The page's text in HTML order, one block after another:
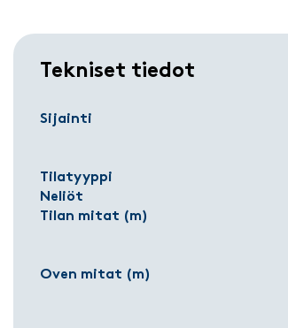
Tekniset tiedot
Sijainti
Tilatyyppi
Neliöt
Tilan mitat (m)
Oven mitat (m)